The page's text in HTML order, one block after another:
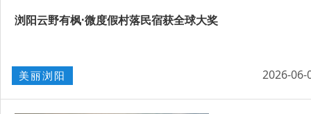
浏阳云野有枫·微度假村落民宿获全球大奖
美丽浏阳 2026-06-